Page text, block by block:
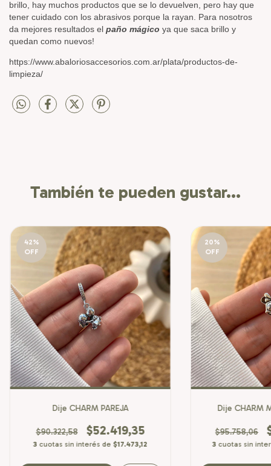
brillo, hay muchos productos que se lo devuelven, pero hay que
tener cuidado con los abrasivos porque la rayan. Para nosotros
da mejores resultados el paño mágico ya que saca brillo y
quedan como nuevos!
https://www.abaloriosaccesorios.com.ar/plata/productos-de-
limpieza/
También te pueden gustar...
42%
OFF
Dije CHARM PAREJA
$90.322,58 $52.419,35
3 cuotas sin interés de $17.473,12
20%
OFF
Dije CHARM
$95.758,06
3 cuotas sin